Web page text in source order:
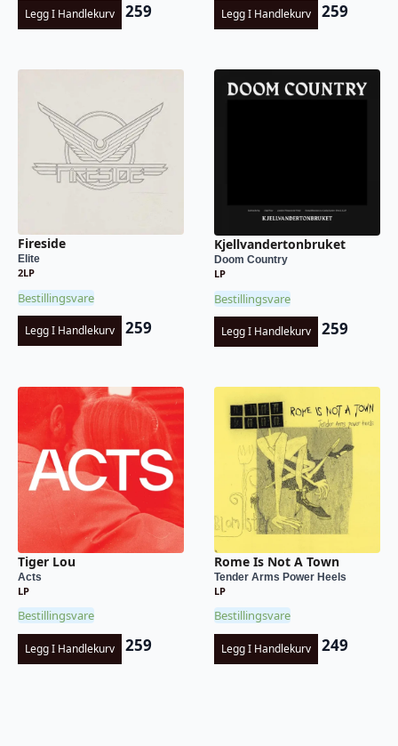
Legg I Handlekurv 259 Legg I Handlekurv 259
Fireside
Elite
2LP
Bestillingsvare
Legg I Handlekurv 259
Kjellvandertonbruket
Doom Country
LP
Bestillingsvare
Legg I Handlekurv 259
Tiger Lou
Acts
LP
Bestillingsvare
Legg I Handlekurv 259
Rome Is Not A Town
Tender Arms Power Heels
LP
Bestillingsvare
Legg I Handlekurv 249